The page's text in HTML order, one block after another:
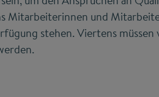
Mitarbeiterinnen und
stehen. Viertens müssen